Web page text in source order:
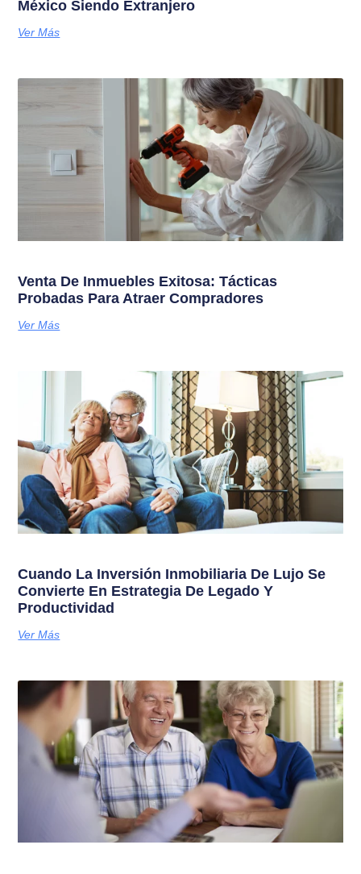
México Siendo Extranjero
Ver Más
Venta De Inmuebles Exitosa: Tácticas
Probadas Para Atraer Compradores
Ver Más
Cuando La Inversión Inmobiliaria De Lujo Se
Convierte En Estrategia De Legado Y
Productividad
Ver Más